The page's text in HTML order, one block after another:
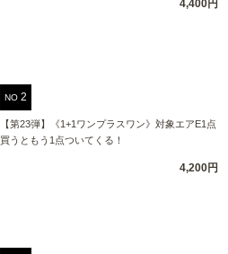
4,400円
NO
【第23弾】《1+1ワンプラスワン》対象エアE1点
買うともう1点ついてくる！
4,200円